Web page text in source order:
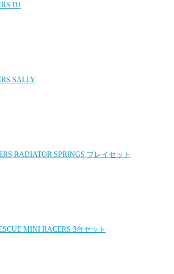
DJ
SALLY
RADIATOR SPRINGS プレイセット
MINI RACERS 3台セット